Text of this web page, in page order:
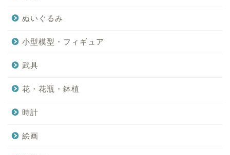
ぬいぐるみ
小型模型・フィギュア
武具
花・花瓶・鉢植
時計
絵画